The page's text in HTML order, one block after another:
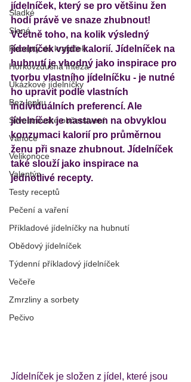
Sladké
Slané
Recepty do krabiček
Horkovzdušná fritéza
Ukázkové jídelníčky
Bez lepku
Silvestrovské občerstvení
Vánoce
Velikonoce
Valentýn
Testy receptů
Pečení a vaření
Příkladové jídelníčky na hubnutí
Obědový jídelníček
Týdenní příkladový jídelníček
Večeře
Zmrzliny a sorbety
Pečivo
jídelníček, který se pro většinu žen
hodí právě ve snaze zhubnout!
Včetně toho, na kolik výsledný
jídelníček vyjde kalorií. Jídelníček na
hubnutí je vhodný jako inspirace pro
tvorbu vlastního jídelníčku - je nutné
ho upravit podle vlastních
individuálních preferencí. Ale
jídelníček je nastaven na obvyklou
konzumaci kalorií pro průměrnou
ženu při snaze zhubnout. Jídelníček
také slouží jako inspirace na
jednotlivé recepty.
Jídelníček je složen z jídel, které jsou